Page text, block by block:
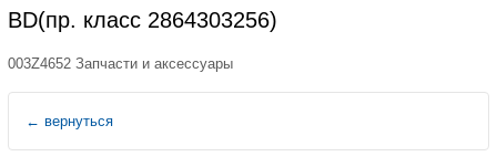
BD(пр. класс 2864303256)
003Z4652 Запчасти и аксессуары
← вернуться